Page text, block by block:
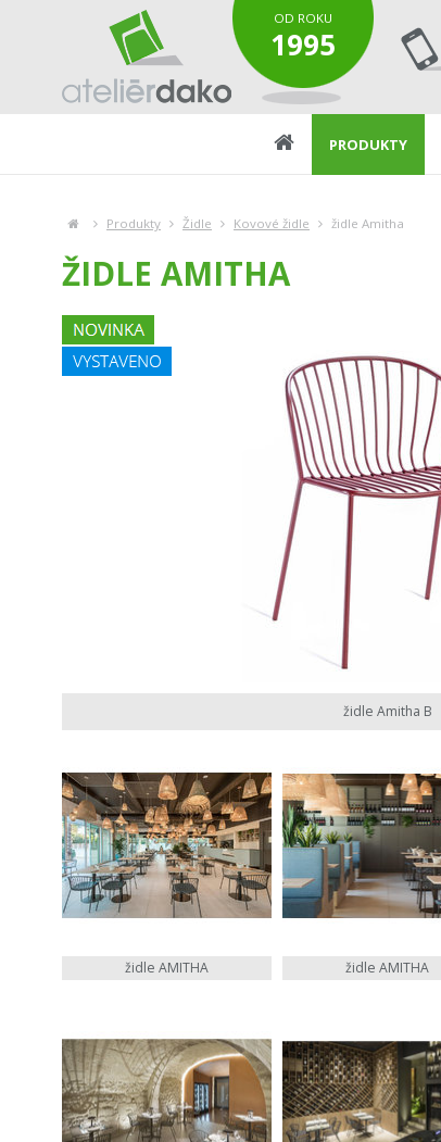
OD ROKU
1995
PRODUKTY
Produkty Židle Kovové židle židle Amitha
ŽIDLE AMITHA
židle Amitha B
židle AMITHA židle AMITHA